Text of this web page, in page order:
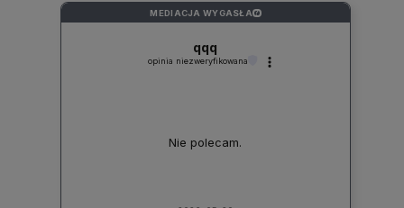
MEDIACJA WYGASŁA ?
qqq
opinia niezweryfikowana
Nie polecam.